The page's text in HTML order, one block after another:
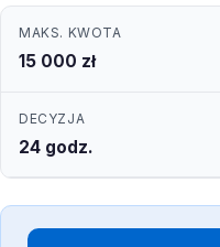
MAKS. KWOTA
15 000 zł
DECYZJA
24 godz.